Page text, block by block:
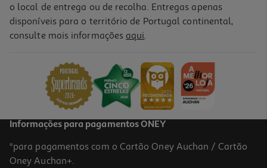
Disco Externo Toshiba Hdtca20ew3aa 2tb 2.5"
139,99 €
o local de entrega ou de recolha. Entregas apenas
disponíveis para o território de Portugal continental,
consulte mais informações aqui.
Informações para pagamentos ONEY
*para pagamentos com o Cartão Oney Auchan / Cartão
Oney Auchan+.